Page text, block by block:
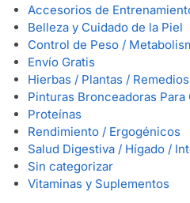
Accesorios de
Belleza y Cuidado de la Piel
Control de Peso /
Envío Gratis
Hierbas / Plantas /
Pinturas Bronceadoras
Proteínas
Rendimiento / Ergogénicos
Salud Digestiva / Hígado /
Sin categorizar
Vitaminas y Suplementos